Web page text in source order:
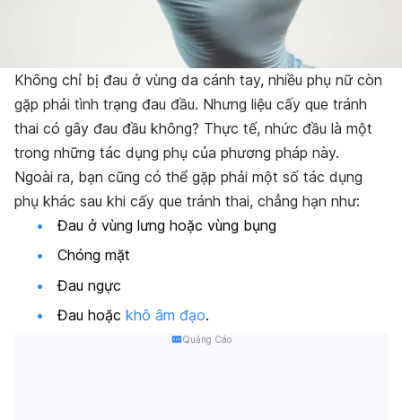
Không chỉ bị đau ở vùng da cánh tay, nhiều phụ nữ còn
gặp phải tình trạng đau đầu. Nhưng liệu cấy que tránh
thai có gây đau đầu không? Thực tế, nhức đầu là một
trong những tác dụng phụ của phương pháp này.
Ngoài ra, bạn cũng có thể gặp phải một số tác dụng
phụ khác sau khi cấy que tránh thai, chẳng hạn như:
Đau ở vùng lưng hoặc vùng bụng
Chóng mặt
Đau ngực
Đau hoặc khô âm đạo.
Quảng Cáo